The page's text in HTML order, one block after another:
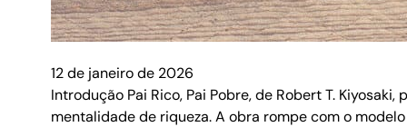
12 de janeiro de 2026
Introdução Pai Rico, Pai Pobre, de Robert T.
mentalidade de riqueza. A obra rompe com o